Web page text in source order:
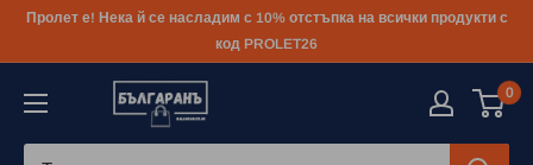
КъмПролет е! Нека й се насладим с 10% отстъпка на всички продукти с
код PROLET26
0